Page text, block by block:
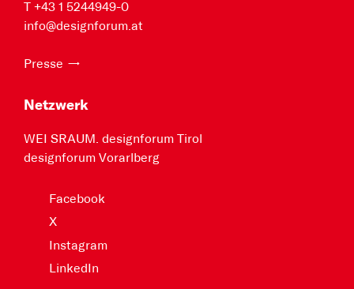
T +43 1 5244949-0
info@designforum.at
Presse
Netzwerk
WEI SRAUM. designforum Tirol
designforum Vorarlberg
Facebook
X
Instagram
LinkedIn